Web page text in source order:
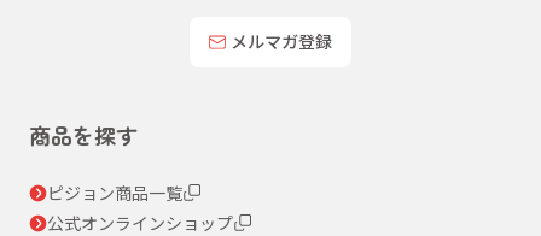
メルマガ登録
商品を探す
ピジョン商品一覧
公式オンラインショップ